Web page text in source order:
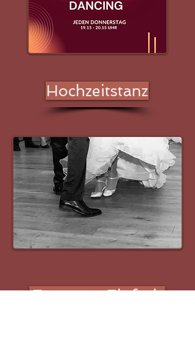
Hochzeitstanz
Entspann Einfach